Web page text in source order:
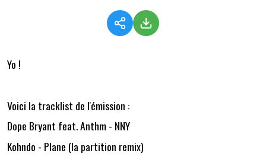
Yo !
Voici la tracklist de l'émission :
Dope Bryant feat. Anthm - NNY
Kohndo - Plane (la partition remix)